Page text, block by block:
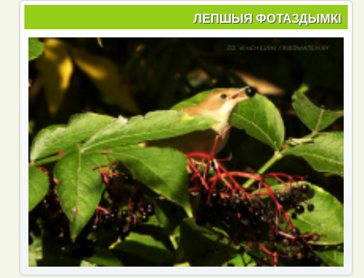
ЛЕПШЫЯ ФОТАЗДЫМКІ